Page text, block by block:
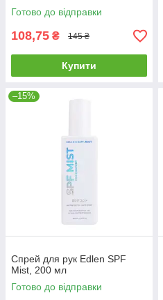
Готово до відправки
108,75 ₴ 145 ₴
Купити
–15%
Спрей для рук Edlen SPF
Mist, 200 мл
Готово до відправки